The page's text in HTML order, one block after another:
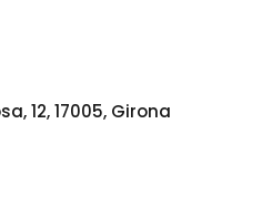
12, 17005, Girona